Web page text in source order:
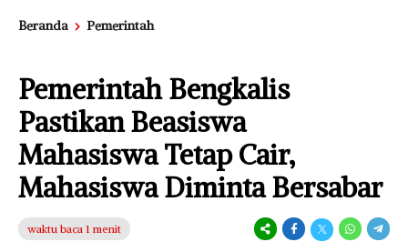
Beranda Pemerintah
Pemerintah Bengkalis
Pastikan Beasiswa
Mahasiswa Tetap Cair,
Mahasiswa Diminta Bersabar
waktu baca 1 menit